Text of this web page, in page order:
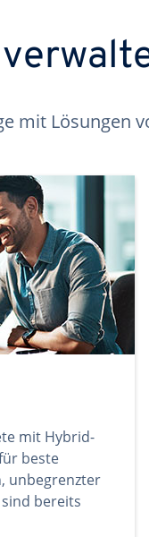
mit Lösungen
mit Hybrid-
beste
unbegrenzter
bereits